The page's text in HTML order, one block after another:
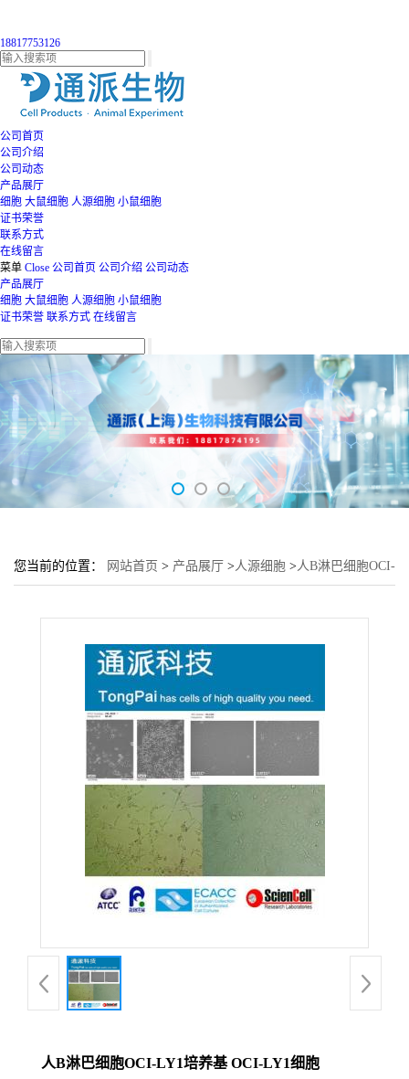
18817753126
公司首页
公司介绍
公司动态
产品展厅
细胞 大鼠细胞 人源细胞 小鼠细胞
证书荣誉
联系方式
在线留言
菜单 Close 公司首页 公司介绍 公司动态
产品展厅
细胞 大鼠细胞 人源细胞 小鼠细胞
证书荣誉 联系方式 在线留言
您当前的位置： 网站首页 > 产品展厅 >人源细胞 >人B淋巴细胞OCI-
人B淋巴细胞OCI-LY1培养基 OCI-LY1细胞